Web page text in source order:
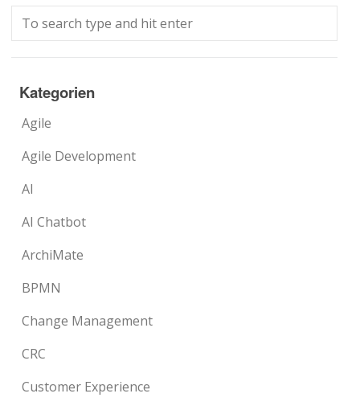
Kategorien
Agile
Agile Development
AI
AI Chatbot
ArchiMate
BPMN
Change Management
CRC
Customer Experience